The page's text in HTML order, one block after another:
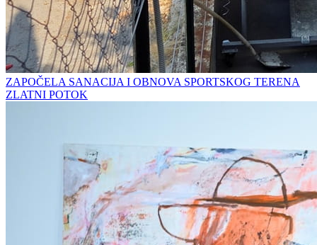
ZAPOČELA SANACIJA I OBNOVA SPORTSKOG TERENA
ZLATNI POTOK